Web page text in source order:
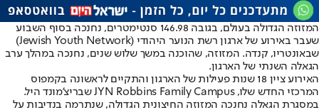
המזוזה הגדולה בעולם, בגובה 146.98 סנטימטרים, נחנכה בסוף השבוע
שעבר באירוע של ארגון רשת הנוער היהודי (Jewish Youth Network)
שבאונטריו, קנדה. המזוזה, שהוכנה במשך שלוש שנים, נחנכה במהלך ערב
הגאלה השנתי של הארגון.
האירוע ציין 18 שנות פעילות של הארגון והתקיים לראשונה בקמפוס
המרכזי החדש שלו, JYN Robbins Family Campus שבריצ’מונד היל.
במסגרת הגאלה נחנכה המזוזה החיצונית הגדולה, שנתרמה בנדיבות על